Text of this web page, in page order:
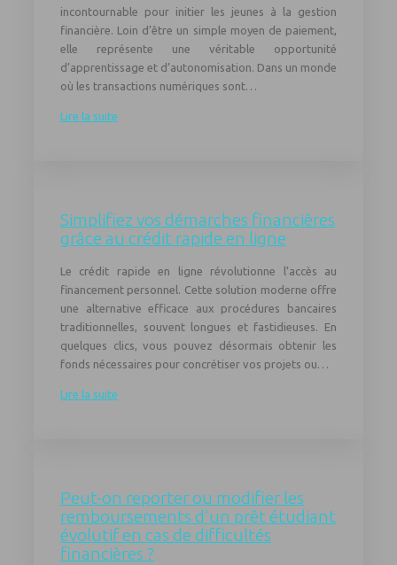
incontournable pour initier les jeunes à la gestion
financière. Loin d’être un simple moyen de paiement,
elle représente une véritable opportunité
d’apprentissage et d’autonomisation. Dans un monde
où les transactions numériques sont…
Lire la suite
Simplifiez vos démarches financières
grâce au crédit rapide en ligne
Le crédit rapide en ligne révolutionne l’accès au
financement personnel. Cette solution moderne offre
une alternative efficace aux procédures bancaires
traditionnelles, souvent longues et fastidieuses. En
quelques clics, vous pouvez désormais obtenir les
fonds nécessaires pour concrétiser vos projets ou…
Lire la suite
Peut-on reporter ou modifier les
remboursements d’un prêt étudiant
évolutif en cas de difficultés
financières ?